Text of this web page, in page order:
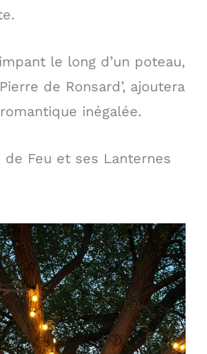
le long d’un poteau,
de Ronsard’, ajoutera
inégalée.
de Feu et ses Lanternes